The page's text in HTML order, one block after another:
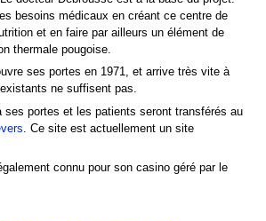
besoins médicaux en créant ce centre de
et en faire par ailleurs un élément de
thermale pougoise.
ses portes en 1971, et arrive très vite à
ne suffisent pas.
ses portes et les patients seront transférés au
. Ce site est actuellement un site
connu pour son casino géré par le